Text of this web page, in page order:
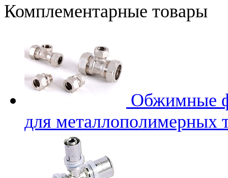
Комплементарные товары
Обжимные
для металлополимерных